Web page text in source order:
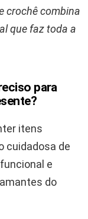
crochê combina
que faz toda a
para
itens
cuidadosa de
e
do